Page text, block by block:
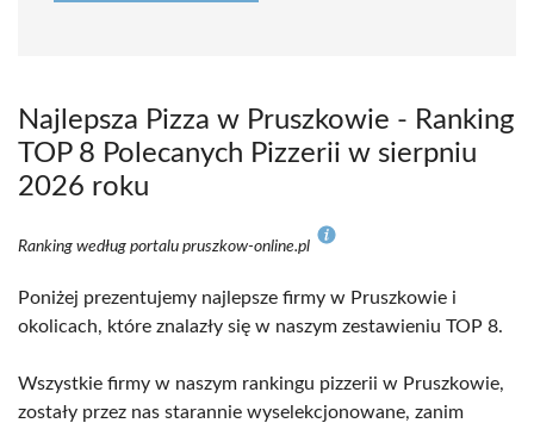
Najlepsza Pizza w Pruszkowie - Ranking
TOP 8 Polecanych Pizzerii w sierpniu
2026 roku
Ranking według portalu pruszkow-online.pl
Poniżej prezentujemy najlepsze firmy w Pruszkowie i
okolicach, które znalazły się w naszym zestawieniu TOP 8.
Wszystkie firmy w naszym rankingu pizzerii w Pruszkowie,
zostały przez nas starannie wyselekcjonowane, zanim